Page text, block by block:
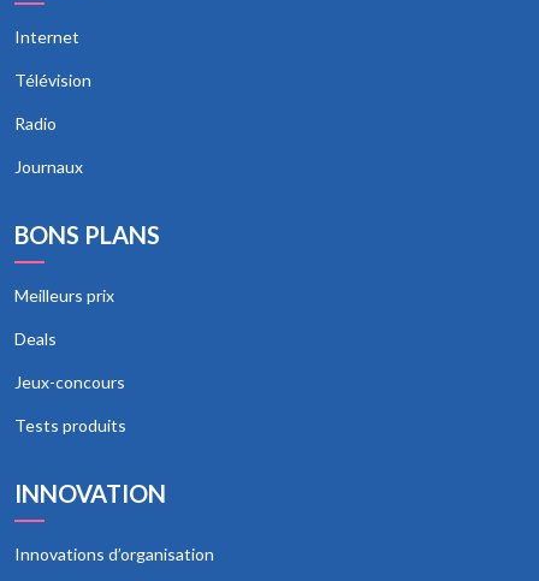
Internet
Télévision
Radio
Journaux
BONS PLANS
Meilleurs prix
Deals
Jeux-concours
Tests produits
INNOVATION
Innovations d’organisation